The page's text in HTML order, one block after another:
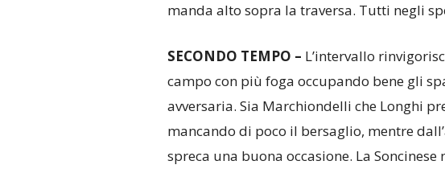
manda alto sopra la traversa. Tutti negli
SECONDO TEMPO – L’intervallo
campo con più foga occupando bene gli
avversaria. Sia Marchiondelli che Longhi
mancando di poco il bersaglio, mentre
spreca una buona occasione. La